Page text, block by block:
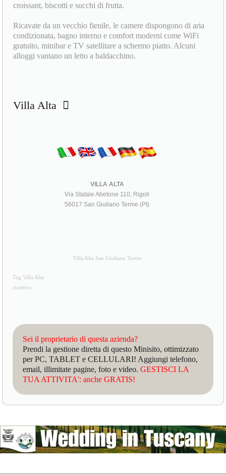
croissant, biscotti e succhi di frutta.
Ricavate da un vecchio fienile, le camere dispongono di aria
condizionata, bagno interno e comfort moderni come WiFi
gratuito, minibar e TV satellitare a schermo piatto. Alcuni
alloggi vantano un letto a baldacchino.
Villa Alta
VILLA ALTA
Via Statale Abetone 110, Rigoli
56017 San Giuliano Terme (PI)
Villa Alta San Giuliano Terme
Tag Villa Alta
ricettiva
Sei il proprietario di questa azienda?
Prendi la gestione diretta di questo Minisito, ottimizzato
per PC, TABLET e CELLULARI! Aggiungi telefono,
email, illimitate pagine, foto e video.GESTISCI LA
TUA ATTIVITA': anche GRATIS!